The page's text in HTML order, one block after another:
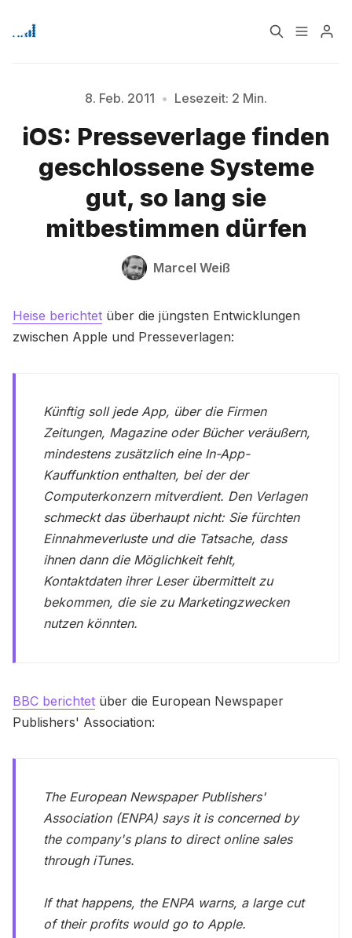
Über
Signup
Bitte geben Sie mindestens 3 Zeichen ein
8. Feb. 2011 • Lesezeit: 2 Min.
iOS: Presseverlage finden
geschlossene Systeme
gut, so lang sie
mitbestimmen dürfen
Marcel Weiß
Heise berichtet über die jüngsten Entwicklungen
zwischen Apple und Presseverlagen:
Künftig soll jede App, über die Firmen
Zeitungen, Magazine oder Bücher veräußern,
mindestens zusätzlich eine In-App-
Kauffunktion enthalten, bei der der
Computerkonzern mitverdient. Den Verlagen
schmeckt das überhaupt nicht: Sie fürchten
Einnahmeverluste und die Tatsache, dass
ihnen dann die Möglichkeit fehlt,
Kontaktdaten ihrer Leser übermittelt zu
bekommen, die sie zu Marketingzwecken
nutzen könnten.
BBC berichtet über die European Newspaper
Publishers' Association:
The European Newspaper Publishers'
Association (ENPA) says it is concerned by
the company's plans to direct online sales
through iTunes.
If that happens, the ENPA warns, a large cut
of their profits would go to Apple.